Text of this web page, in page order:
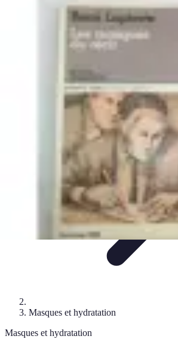
Conseils et AstucesIngrédientsRoutine de soins
Masques et hydratation
Masques et hydratation